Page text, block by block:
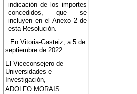
indicación de los importes
concedidos, que se
incluyen en el Anexo 2 de
esta Resolución.
En Vitoria-Gasteiz, a 5 de
septiembre de 2022.
El Viceconsejero de
Universidades e
Investigación,
ADOLFO MORAIS